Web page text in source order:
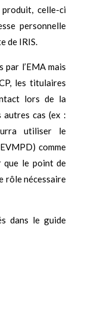
celle-ci
personnelle
de IRIS.
par l’EMA mais
les titulaires
lors de la
autres cas (ex :
utiliser le
comme
que le point de
rôle nécessaire
dans le guide